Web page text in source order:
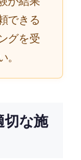
できる
グを受
切な施